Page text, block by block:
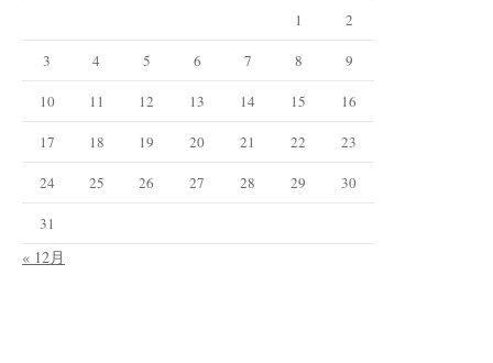
1 2
3 4 5 6 7 8 9
10 11 12 13 14 15 16
17 18 19 20 21 22 23
24 25 26 27 28 29 30
31
« 12月